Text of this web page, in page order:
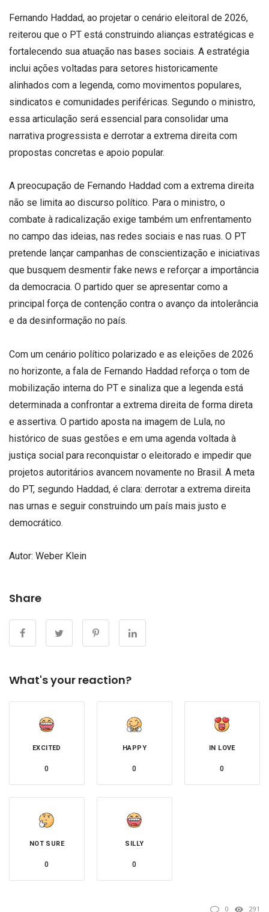
Fernando Haddad, ao projetar o cenário eleitoral de 2026,
reiterou que o PT está construindo alianças estratégicas e
fortalecendo sua atuação nas bases sociais. A estratégia
inclui ações voltadas para setores historicamente
alinhados com a legenda, como movimentos populares,
sindicatos e comunidades periféricas. Segundo o ministro,
essa articulação será essencial para consolidar uma
narrativa progressista e derrotar a extrema direita com
propostas concretas e apoio popular.
A preocupação de Fernando Haddad com a extrema direita
não se limita ao discurso político. Para o ministro, o
combate à radicalização exige também um enfrentamento
no campo das ideias, nas redes sociais e nas ruas. O PT
pretende lançar campanhas de conscientização e iniciativas
que busquem desmentir fake news e reforçar a importância
da democracia. O partido quer se apresentar como a
principal força de contenção contra o avanço da intolerância
e da desinformação no país.
Com um cenário político polarizado e as eleições de 2026
no horizonte, a fala de Fernando Haddad reforça o tom de
mobilização interna do PT e sinaliza que a legenda está
determinada a confrontar a extrema direita de forma direta
e assertiva. O partido aposta na imagem de Lula, no
histórico de suas gestões e em uma agenda voltada à
justiça social para reconquistar o eleitorado e impedir que
projetos autoritários avancem novamente no Brasil. A meta
do PT, segundo Haddad, é clara: derrotar a extrema direita
nas urnas e seguir construindo um país mais justo e
democrático.
Autor: Weber Klein
Share
What's your reaction?
EXCITED
0
HAPPY
0
IN LOVE
0
NOT SURE
0
SILLY
0
0 291